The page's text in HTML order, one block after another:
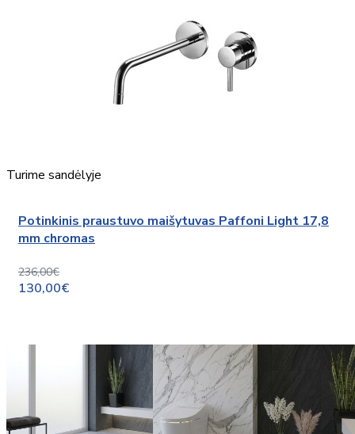
Turime sandėlyje
Potinkinis praustuvo maišytuvas Paffoni Light 17,8
mm chromas
236,00€
130,00€